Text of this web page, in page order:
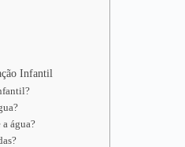
Infantil
água?